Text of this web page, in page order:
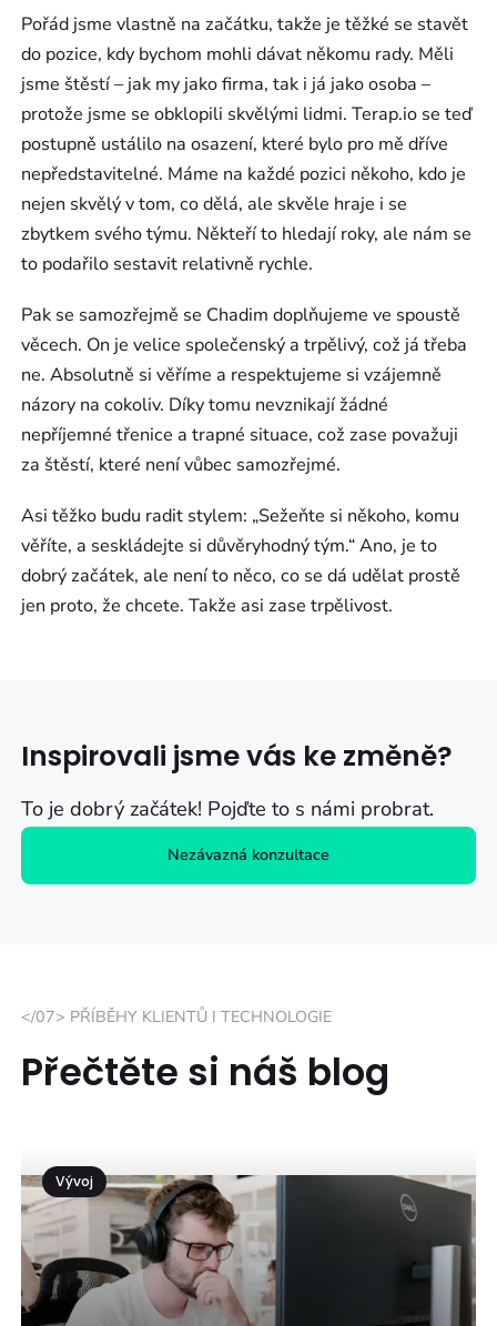
Pořád jsme vlastně na začátku, takže je těžké se stavět
do pozice, kdy bychom mohli dávat někomu rady. Měli
jsme štěstí – jak my jako firma, tak i já jako osoba –
protože jsme se obklopili skvělými lidmi. Terap.io se teď
postupně ustálilo na osazení, které bylo pro mě dříve
nepředstavitelné. Máme na každé pozici někoho, kdo je
nejen skvělý v tom, co dělá, ale skvěle hraje i se
zbytkem svého týmu. Někteří to hledají roky, ale nám se
to podařilo sestavit relativně rychle.
Pak se samozřejmě se Chadim doplňujeme ve spoustě
věcech. On je velice společenský a trpělivý, což já třeba
ne. Absolutně si věříme a respektujeme si vzájemně
názory na cokoliv. Díky tomu nevznikají žádné
nepříjemné třenice a trapné situace, což zase považuji
za štěstí, které není vůbec samozřejmé.
Asi těžko budu radit stylem: „Sežeňte si někoho, komu
věříte, a seskládejte si důvěryhodný tým.“ Ano, je to
dobrý začátek, ale není to něco, co se dá udělat prostě
jen proto, že chcete. Takže asi zase trpělivost.
Inspirovali jsme vás ke změně?
To je dobrý začátek! Pojďte to s námi probrat.
Nezávazná konzultace
</07> PŘÍBĚHY KLIENTŮ I TECHNOLOGIE
Přečtěte si náš blog
Vývoj